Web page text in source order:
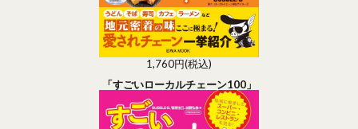
1,760円(税込)
「すごいローカルチェーン100」